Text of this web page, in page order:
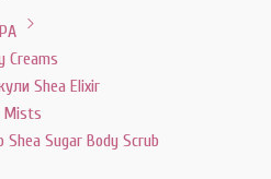
Creams
Shea Elixir
Mists
Shea Sugar Body Scrub